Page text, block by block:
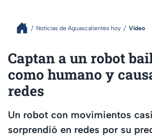
Noticias de Aguascalientes hoy Video
Captan a un robot
como humano y
redes
Un robot con movimientos
sorprendió en redes por su